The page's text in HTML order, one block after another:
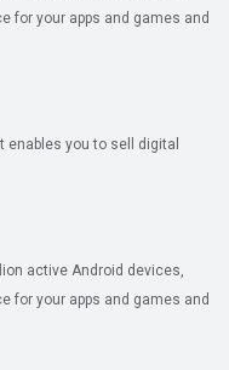
for your apps and games and
enables you to sell digital
active Android devices,
for your apps and games and